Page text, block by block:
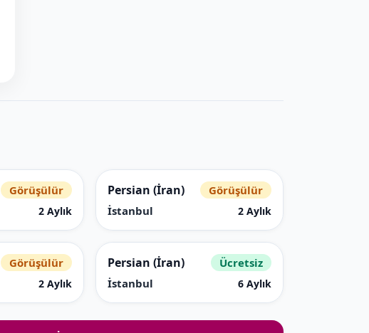
Görüşülür
2 Aylık
Persian (İran)
Görüşülür
İstanbul
2 Aylık
Görüşülür
2 Aylık
Persian (İran)
Ücretsiz
İstanbul
6 Aylık